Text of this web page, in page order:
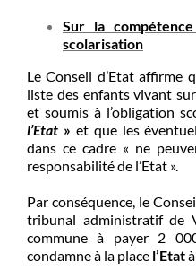
Sur la
scolarisation
Le Conseil d’Etat affirme
liste des enfants vivant
et soumis à l’obligation
l’Etat » et que les
dans ce cadre « ne
responsabilité de l’Etat ».
Par conséquence, le
tribunal administratif de
commune à payer 2
condamne à la place l’Etat